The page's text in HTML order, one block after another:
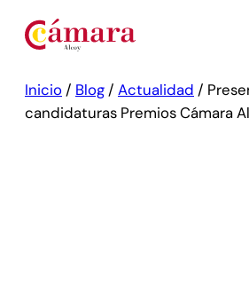
Inicio / Blog / Actualidad /
candidaturas Premios Cámara